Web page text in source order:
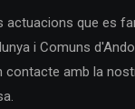
actuacions que es
i Comuns
contacte amb la